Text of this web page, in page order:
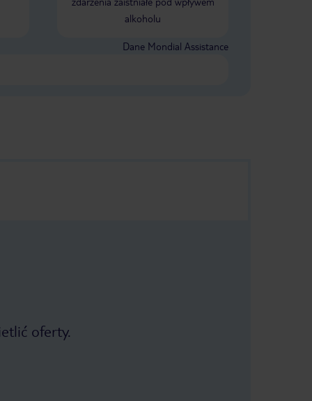
Jable dość daleko od ośrodka
alkoholu
Dane Mondial Assistance
oferty.